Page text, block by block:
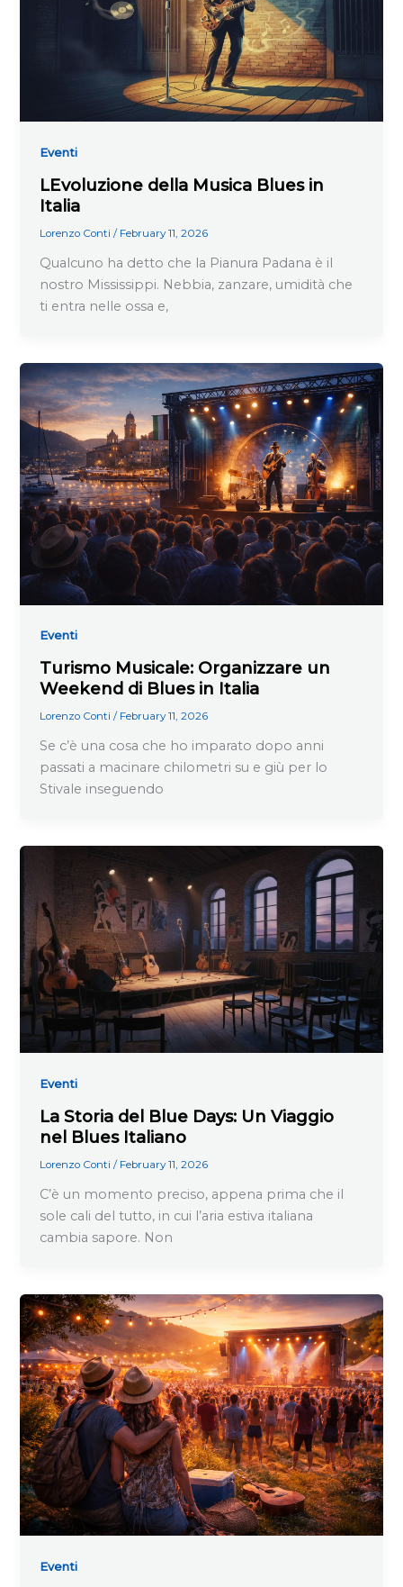
Eventi
LEvoluzione della Musica Blues in
Italia
Lorenzo Conti/ February 11, 2026
Qualcuno ha detto che la Pianura Padana è il
nostro Mississippi. Nebbia, zanzare, umidità che
ti entra nelle ossa e,
Eventi
Turismo Musicale: Organizzare un
Weekend di Blues in Italia
Lorenzo Conti/ February 11, 2026
Se c’è una cosa che ho imparato dopo anni
passati a macinare chilometri su e giù per lo
Stivale inseguendo
Eventi
La Storia del Blue Days: Un Viaggio
nel Blues Italiano
Lorenzo Conti/ February 11, 2026
C’è un momento preciso, appena prima che il
sole cali del tutto, in cui l’aria estiva italiana
cambia sapore. Non
Eventi